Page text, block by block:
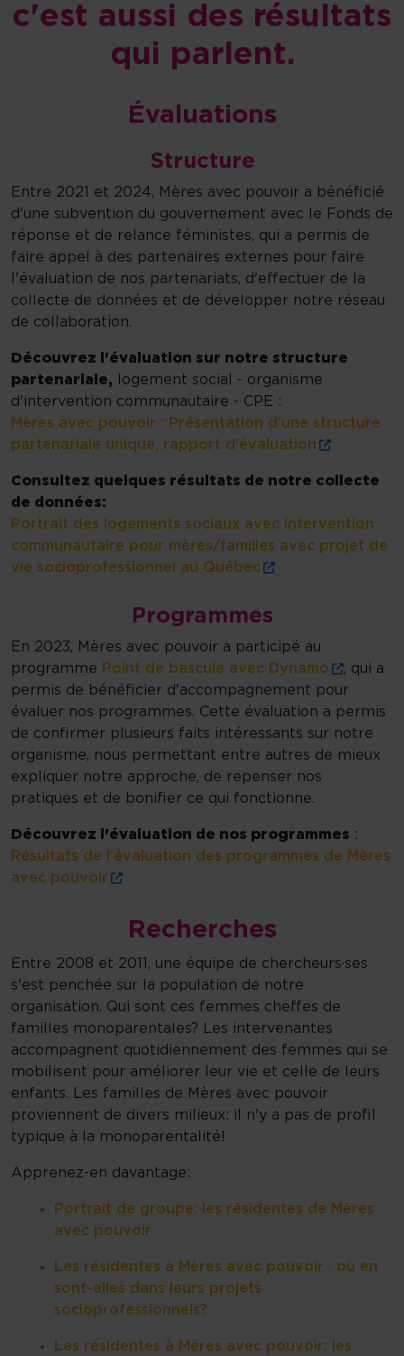
c'est aussi des résultats
qui parlent.
Évaluations
Structure
Entre 2021 et 2024, Mères avec pouvoir a bénéficié
d'une subvention du gouvernement avec le Fonds de
réponse et de relance féministes, qui a permis de
faire appel à des partenaires externes pour faire
l'évaluation de nos partenariats, d'effectuer de la
collecte de données et de développer notre réseau
de collaboration.
Découvrez l'évaluation sur notre structure
partenariale, logement social - organisme
d'intervention communautaire - CPE :
Mères avec pouvoir : Présentation d'une structure
partenariale unique, rapport d'évaluation
Consultez quelques résultats de notre collecte
de données:
Portrait des logements sociaux avec intervention
communautaire pour mères/familles avec projet de
vie socioprofessionnel au Québec
Programmes
En 2023, Mères avec pouvoir a participé au
programme Point de bascule avec Dynamo
, qui a
permis de bénéficier d'accompagnement pour
évaluer nos programmes. Cette évaluation a permis
de confirmer plusieurs faits intéressants sur notre
organisme, nous permettant entre autres de mieux
expliquer notre approche, de repenser nos
pratiques et de bonifier ce qui fonctionne.
Découvrez l'évaluation de nos programmes :
Résultats de l'évaluation des programmes de Mères
avec pouvoir
Recherches
Entre 2008 et 2011, une équipe de chercheurs·ses
s'est penchée sur la population de notre
organisation. Qui sont ces femmes cheffes de
familles monoparentales? Les intervenantes
accompagnent quotidiennement des femmes qui se
mobilisent pour améliorer leur vie et celle de leurs
enfants. Les familles de Mères avec pouvoir
proviennent de divers milieux: il n'y a pas de profil
typique à la monoparentalité!
Apprenez-en davantage:
Portrait de groupe: les résidentes de Mères
avec pouvoir
Les résidentes à Mères avec pouvoir : où en
sont-elles dans leurs projets
socioprofessionnels?
Les résidentes à Mères avec pouvoir: les